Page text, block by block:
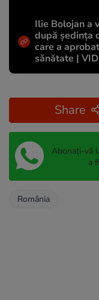
Ilie Bolojan a
după ședința
care a
sănătate |
Share
Abonați-vă
a
România